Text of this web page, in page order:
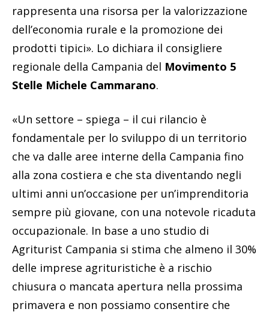
rappresenta una risorsa per la valorizzazione
dell’economia rurale e la promozione dei
prodotti tipici». Lo dichiara il consigliere
regionale della Campania del Movimento 5
Stelle Michele Cammarano.
«Un settore – spiega – il cui rilancio è
fondamentale per lo sviluppo di un territorio
che va dalle aree interne della Campania fino
alla zona costiera e che sta diventando negli
ultimi anni un’occasione per un’imprenditoria
sempre più giovane, con una notevole ricaduta
occupazionale. In base a uno studio di
Agriturist Campania si stima che almeno il 30%
delle imprese agrituristiche è a rischio
chiusura o mancata apertura nella prossima
primavera e non possiamo consentire che